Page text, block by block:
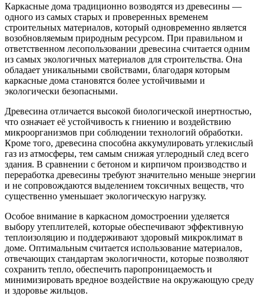
Каркасные дома традиционно возводятся из древесины —
одного из самых старых и проверенных временем
строительных материалов, который одновременно является
возобновляемым природным ресурсом. При правильном и
ответственном лесопользовании древесина считается одним
из самых экологичных материалов для строительства. Она
обладает уникальными свойствами, благодаря которым
каркасные дома становятся более устойчивыми и
экологически безопасными.
Древесина отличается высокой биологической инертностью,
что означает её устойчивость к гниению и воздействию
микроорганизмов при соблюдении технологий обработки.
Кроме того, древесина способна аккумулировать углекислый
газ из атмосферы, тем самым снижая углеродный след всего
здания. В сравнении с бетоном и кирпичом производство и
переработка древесины требуют значительно меньше энергии
и не сопровождаются выделением токсичных веществ, что
существенно уменьшает экологическую нагрузку.
Особое внимание в каркасном домостроении уделяется
выбору утеплителей, которые обеспечивают эффективную
теплоизоляцию и поддерживают здоровый микроклимат в
доме. Оптимальным считается использование материалов,
отвечающих стандартам экологичности, которые позволяют
сохранить тепло, обеспечить паропроницаемость и
минимизировать вредное воздействие на окружающую среду
и здоровье жильцов.